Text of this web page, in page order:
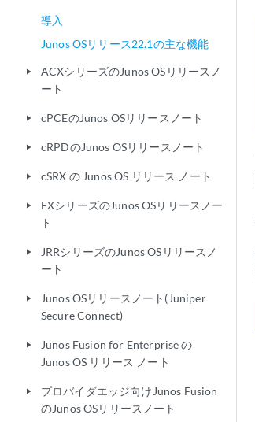
導入
Junos OSリリース22.1の主な機能
play_arrow
ACXシリーズのJunos OSリリースノ
ート
play_arrow cPCEのJunos OSリリースノート
play_arrow cRPDのJunos OSリリースノート
play_arrow cSRX の Junos OS リリース ノート
play_arrow
EXシリーズのJunos OSリリースノー
ト
play_arrow
JRRシリーズのJunos OSリリースノ
ート
play_arrow
Junos OSリリースノート(Juniper
Secure Connect)
play_arrow
Junos Fusion for Enterprise の
Junos OS リリース ノート
play_arrow
プロバイダエッジ向けJunos Fusion
のJunos OSリリースノート